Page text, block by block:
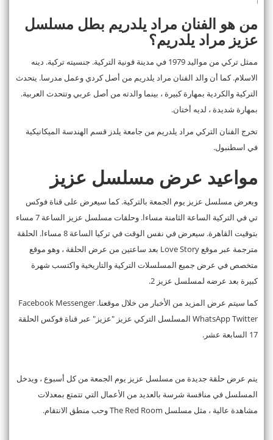
من هو الفنان مراد يلدريم بطل مسلسل
عزيز مراد يلدريم؟
ممثل تركي من مواليد 1979 في مدينة قونية التركية. جنسيته تركية. دينه
الاسلام. كما أن والد الفنان مراد يلدريم من أصل كردي وعمل مدرسا. يتحدث
التركية والكردية بمهارة كبيرة ، بينما والدته من أصل عربي وتتحدث العربية.
بمهارة شديدة ، لديه أختان.
تخرج الفنان التركي مراد يلدريم من جامعة يلدز قسم الهندسة الميكانيكية
في اسطنبول.
مواعيد عرض مسلسل عزيز
ويعرض مسلسل عزيز يوم الجمعة بالتركية. كما سيعرض على قناة فوكس
تي في التركية الساعة الثامنة مساءا. وحلقات مسلسل عزيز الساعة 7 مساء
بتوقيت القاهرة. سيعرض في نفس الوقت في تركيا الساعة 8 مساءا. الحلقة
مترجمة عبر موقع Love Story بعد ساعتين من عرض الحلقة ، وهو موقع
متخصص في عرض جميع المسلسلات التركية والتاريخية واكتسب شهرة
كبيرة بعد عرضه لمسلسل عزيز 2.
كما سيتم عرض المزيد من الأخبار من خلال موقعنا. Facebook Messenger
WhatsApp Twitter المسلسل التركي عزيز "عزيز" عبر قناة فوكس الحلقة
17 السابعة عشر.
يتم عرض حلقة جديدة من مسلسل عزيز يوم الجمعة من كل أسبوع ، ويدخل
المسلسل في منافسة شرسة بالعديد من الأعمال التي تتمتع بمعدلات
مشاهدة عالية ، مثل مسلسل The Red Room وحب منطق الانتقام.